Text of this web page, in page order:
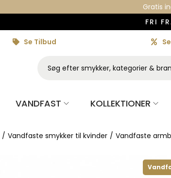
Gratis
FRI
Se Tilbud
VANDFAST KOLLEKTIONER
/ Vandfaste smykker til kvinder / Vandfaste